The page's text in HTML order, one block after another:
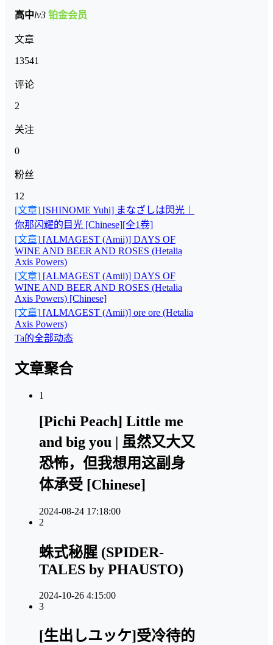
高中lv3 铂金会员
文章
13541
评论
2
关注
0
粉丝
12
[文章] [SHINOME Yuhi] まなざしは閃光︱
你那闪耀的目光 [Chinese][全1卷]
[文章] [ALMAGEST (Amii)] DAYS OF
WINE AND BEER AND ROSES (Hetalia
Axis Powers)
[文章] [ALMAGEST (Amii)] DAYS OF
WINE AND BEER AND ROSES (Hetalia
Axis Powers) [Chinese]
[文章] [ALMAGEST (Amii)] ore ore (Hetalia
Axis Powers)
Ta的全部动态
文章聚合
1
[Pichi Peach] Little me
and big you | 虽然又大又
恐怖，但我想用这副身
体承受 [Chinese]
2024-08-24 17:18:00
2
蛛式秘腥 (SPIDER-
TALES by PHAUSTO)
2024-10-26 4:15:00
3
[生出しユッケ]受冷待的